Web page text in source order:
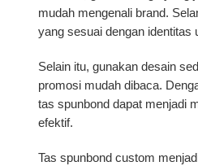
mudah mengenali brand.
yang sesuai dengan identitas
Selain itu, gunakan desain
promosi mudah dibaca.
tas spunbond dapat menjadi
efektif.
Tas spunbond custom